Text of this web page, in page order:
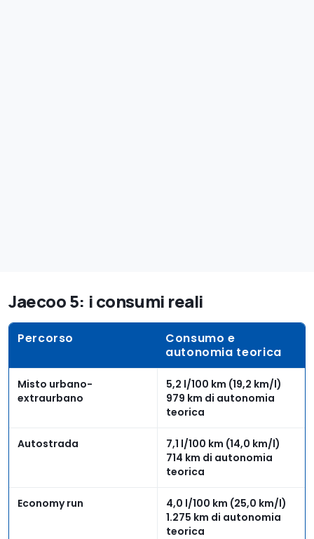
Jaecoo 5: i consumi reali
Percorso
Consumo e
autonomia teorica
Misto urbano-
extraurbano
5,2 l/100 km (19,2 km/l)
979 km di autonomia
teorica
Autostrada
7,1 l/100 km (14,0 km/l)
714 km di autonomia
teorica
Economy run
4,0 l/100 km (25,0 km/l)
1.275 km di autonomia
teorica